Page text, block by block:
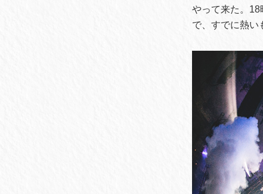
やって来た。
で、すでに熱い